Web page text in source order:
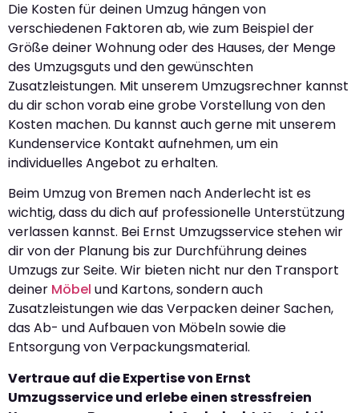
Die Kosten für deinen Umzug hängen von
verschiedenen Faktoren ab, wie zum Beispiel der
Größe deiner Wohnung oder des Hauses, der Menge
des Umzugsguts und den gewünschten
Zusatzleistungen. Mit unserem Umzugsrechner kannst
du dir schon vorab eine grobe Vorstellung von den
Kosten machen. Du kannst auch gerne mit unserem
Kundenservice Kontakt aufnehmen, um ein
individuelles Angebot zu erhalten.
Beim Umzug von Bremen nach Anderlecht ist es
wichtig, dass du dich auf professionelle Unterstützung
verlassen kannst. Bei Ernst Umzugsservice stehen wir
dir von der Planung bis zur Durchführung deines
Umzugs zur Seite. Wir bieten nicht nur den Transport
deiner Möbel und Kartons, sondern auch
Zusatzleistungen wie das Verpacken deiner Sachen,
das Ab- und Aufbauen von Möbeln sowie die
Entsorgung von Verpackungsmaterial.
Vertraue auf die Expertise von Ernst
Umzugsservice und erlebe einen stressfreien